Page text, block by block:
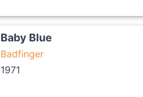
Baby Blue
Badfinger
1971